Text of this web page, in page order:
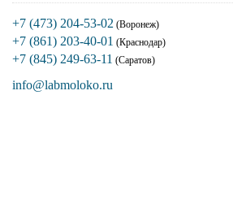
+7 (473) 204-53-02 (Воронеж)
+7 (861) 203-40-01 (Краснодар)
+7 (845) 249-63-11 (Саратов)
info@labmoloko.ru